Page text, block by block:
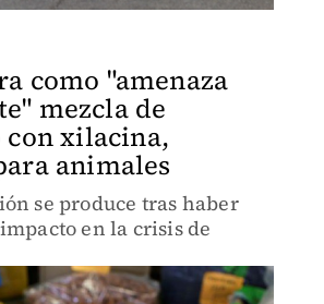
como "amenaza
mezcla de
xilacina,
animales
se produce tras haber
en la crisis de